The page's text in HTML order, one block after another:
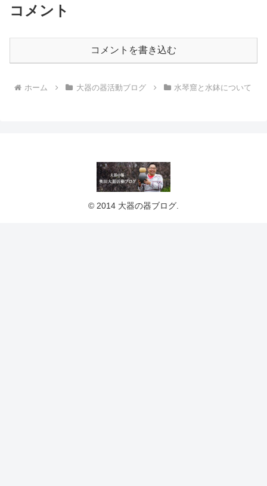
コメント
コメントを書き込む
ホーム 大器の器活動ブログ 水琴窟と水鉢について
© 2014 大器の器ブログ.